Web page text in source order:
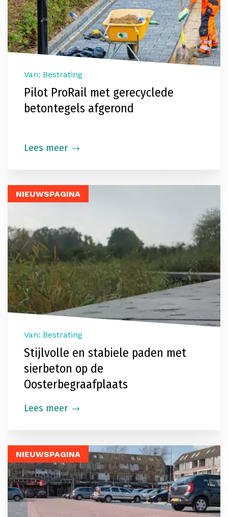
Van: Bestrating
Pilot ProRail met gerecyclede
betontegels afgerond
Lees meer
NIEUWSPAGINA
Van: Bestrating
Stijlvolle en stabiele paden met
sierbeton op de
Oosterbegraafplaats
Lees meer
NIEUWSPAGINA